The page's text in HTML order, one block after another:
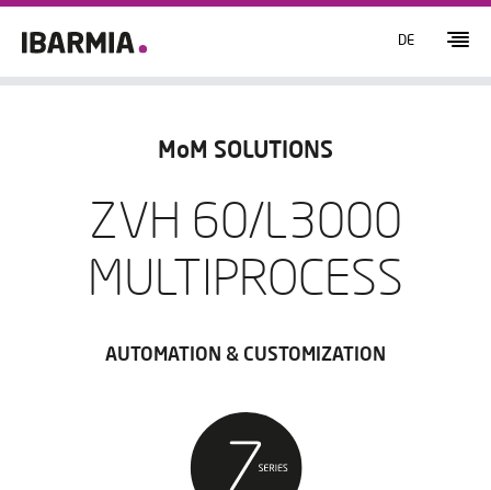
DE
MoM SOLUTIONS
ZVH 60/L3000
MULTIPROCESS
AUTOMATION & CUSTOMIZATION